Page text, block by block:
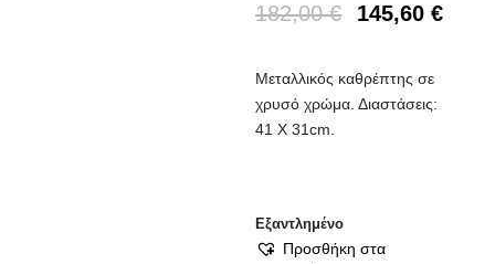
182,00€ 145,60€
Μεταλλικός καθρέπτης σε
χρυσό χρώμα. Διαστάσεις:
41 X 31cm.
Εξαντλημένο
Προσθήκη στα